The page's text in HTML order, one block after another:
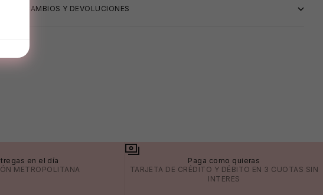
CAMBIOS Y DEVOLUCIONES
en el día
METROPOLITANA
Paga como quieras
TARJETA DE CRÉDITO Y DÉBITO EN 3 CUOTAS SIN
INTERES